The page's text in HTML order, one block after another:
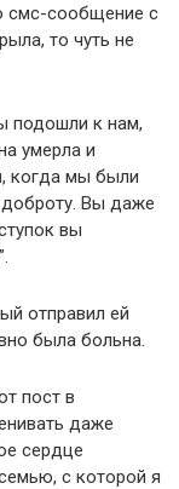
смс-сообщение с
то чуть не
подошли к нам,
умерла и
когда мы были
доброту. Вы даже
вы
отправил ей
была больна.
пост в
даже
сердце
с которой я